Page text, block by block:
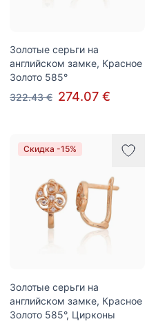
Золотые серьги на
английском замке, Красное
Золото 585°
322.43 € 274.07 €
Скидка -15%
Золотые серьги на
английском замке, Красное
Золото 585°, Цирконы